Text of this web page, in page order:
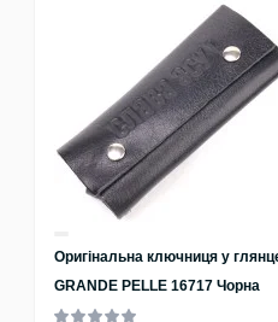
Оригінальна ключниця у
GRANDE PELLE 16717 Чорна